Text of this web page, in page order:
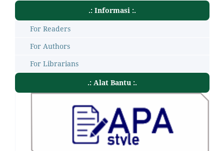
.: Informasi :.
For Readers
For Authors
For Librarians
.: Alat Bantu :.